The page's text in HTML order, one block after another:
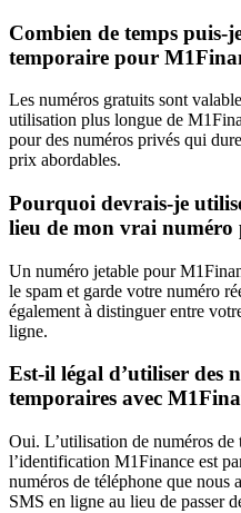
Combien de temps puis-
temporaire pour
Les numéros gratuits sont
utilisation plus longue de
pour des numéros privés qui
prix abordables.
Pourquoi devrais-je
lieu de mon vrai
Un numéro jetable pour
le spam et garde votre numéro
également à distinguer entre
ligne.
Est-il légal d’utiliser des
temporaires avec
Oui. L’utilisation de numéros de
l’identification M1Finance est
numéros de téléphone que nous
SMS en ligne au lieu de passer